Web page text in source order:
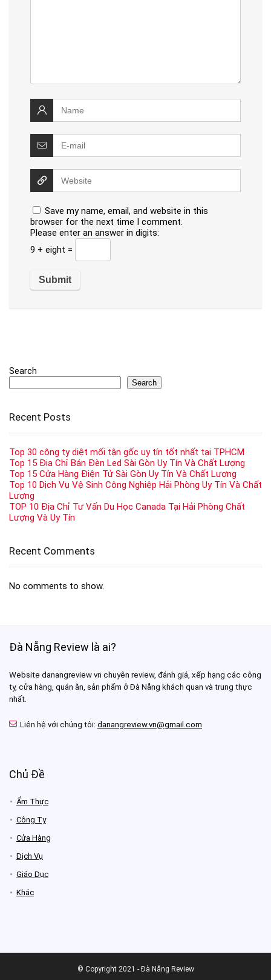
Save my name, email, and website in this
browser for the next time I comment.
Please enter an answer in digits:
9 + eight =
Search
Search
Recent Posts
Top 30 công ty diệt mối tận gốc uy tín tốt nhất tại TPHCM
Top 15 Địa Chỉ Bán Đèn Led Sài Gòn Uy Tín Và Chất Lượng
Top 15 Cửa Hàng Điện Tử Sài Gòn Uy Tín Và Chất Lượng
Top 10 Dịch Vụ Vệ Sinh Công Nghiệp Hải Phòng Uy Tín Và Chất
Lượng
TOP 10 Địa Chỉ Tư Vấn Du Học Canada Tại Hải Phòng Chất
Lượng Và Uy Tín
Recent Comments
No comments to show.
Đà Nẵng Review là ai?
Website danangreview vn chuyên review, đánh giá, xếp hạng các công
ty, cửa hàng, quán ăn, sản phẩm ở Đà Nẵng khách quan và trung thực
nhất.
Liên hệ với chúng tôi: danangreview.vn@gmail.com
Chủ Đề
Ẩm Thực
Công Ty
Cửa Hàng
Dịch Vụ
Giáo Dục
Khác
© Copyright 2021 - Đà Nẵng Review